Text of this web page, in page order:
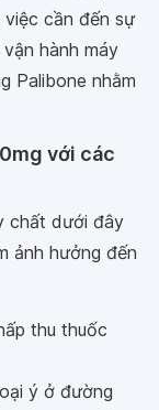
cần đến sự
hành máy
Palibone nhằm
với các
chất dưới đây
ảnh hưởng đến
thu thuốc
ý ở đường